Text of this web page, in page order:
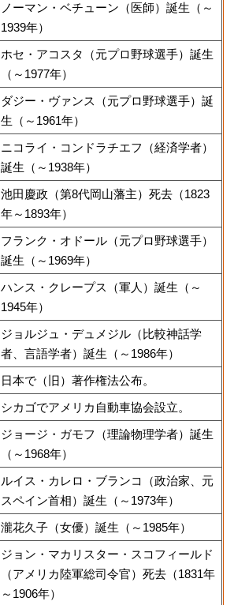
ノーマン・ベチューン（医師）誕生（～
1939年）
ホセ・アコスタ（元プロ野球選手）誕生
（～1977年）
ダジー・ヴァンス（元プロ野球選手）誕
生（～1961年）
ニコライ・コンドラチエフ（経済学者）
誕生（～1938年）
池田慶政（第8代岡山藩主）死去（1823
年～1893年）
フランク・オドール（元プロ野球選手）
誕生（～1969年）
ハンス・クレープス（軍人）誕生（～
1945年）
ジョルジュ・デュメジル（比較神話学
者、言語学者）誕生（～1986年）
日本で（旧）著作権法公布。
シカゴでアメリカ自動車協会設立。
ジョージ・ガモフ（理論物理学者）誕生
（～1968年）
ルイス・カレロ・ブランコ（政治家、元
スペイン首相）誕生（～1973年）
瀧花久子（女優）誕生（～1985年）
ジョン・マカリスター・スコフィールド
（アメリカ陸軍総司令官）死去（1831年
～1906年）